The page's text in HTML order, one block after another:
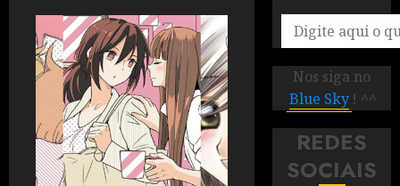
Nos siga no
Blue Sky ! ^^
REDES
SOCIAIS